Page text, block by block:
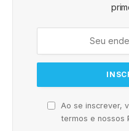
Ao se inscrever,
termos e nossos